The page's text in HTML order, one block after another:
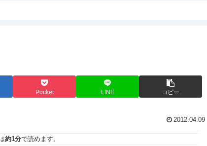
Pocket LINE コピー
2012.04.09
約1分で読めます。